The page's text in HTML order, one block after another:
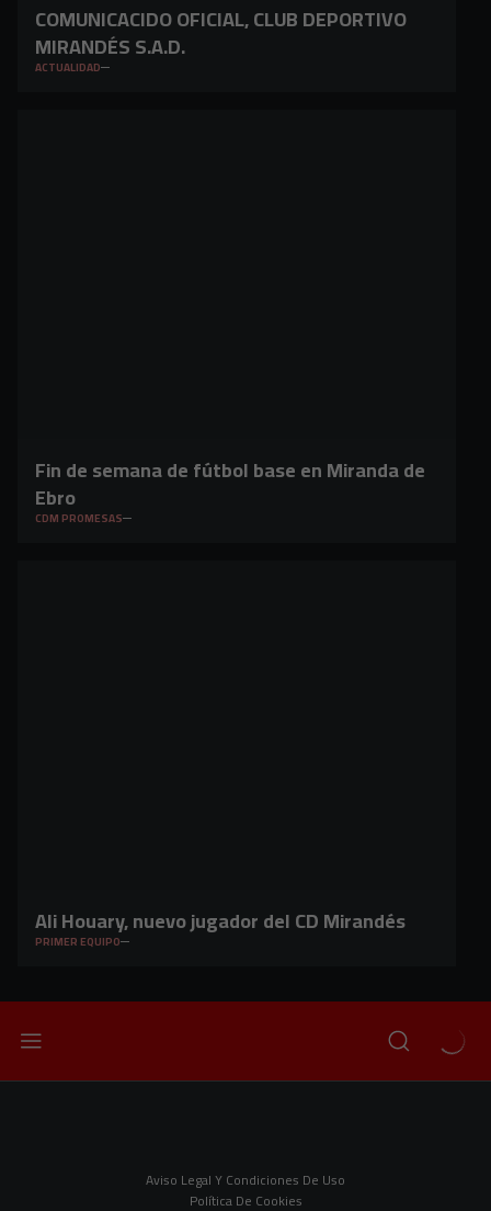
COMUNICACIDO OFICIAL, CLUB DEPORTIVO
MIRANDÉS S.A.D.
ACTUALIDAD
Fin de semana de fútbol base en Miranda de
Ebro
CDM PROMESAS
Ali Houary, nuevo jugador del CD Mirandés
PRIMER EQUIPO
Aviso Legal Y Condiciones De Uso
Política De Cookies